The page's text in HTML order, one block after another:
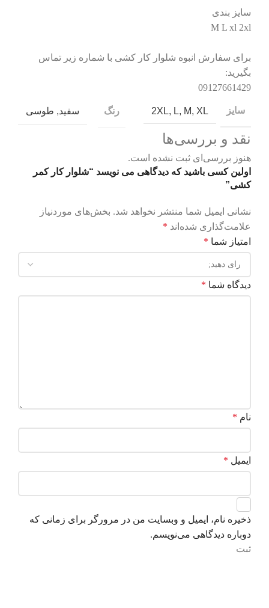
سایز بندی
M L xl 2xl
برای سفارش انبوه شلوار کار کشی با شماره زیر تماس
بگیرید:
09127661429
سایز 2XL, L, M, XL رنگ سفید, طوسی
نقد و بررسی‌ها
هنوز بررسی‌ای ثبت نشده است.
اولین کسی باشید که دیدگاهی می نویسد “شلوار کار کمر
کشی”
نشانی ایمیل شما منتشر نخواهد شد. بخش‌های موردنیاز
علامت‌گذاری شده‌اند *
امتیاز شما *
دیدگاه شما *
نام *
ایمیل *
ذخیره نام، ایمیل و وبسایت من در مرورگر برای زمانی که
دوباره دیدگاهی می‌نویسم.